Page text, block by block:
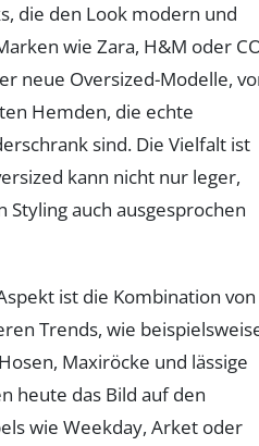
die den Look modern und
wie Zara, H&M oder
neue Oversized-Modelle,
Hemden, die echte
sind. Die Vielfalt ist
kann nicht nur leger,
auch ausgesprochen
ist die Kombination von
Trends, wie
Maxiröcke und lässige
heute das Bild auf den
wie Weekday, Arket oder